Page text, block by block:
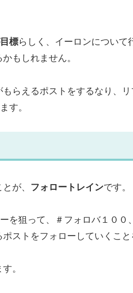
標らしく、イーロンについて
もしれません。
らえるポストをするなり、
す。
が、 フォロートレインです。
を狙って、＃フォロバ１００
ストをフォローしていくこと
。